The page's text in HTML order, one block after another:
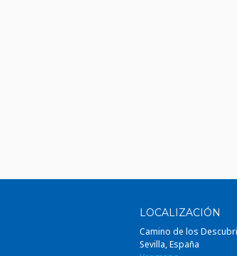
LOCALIZACIÓN
Camino de los
Sevilla, España